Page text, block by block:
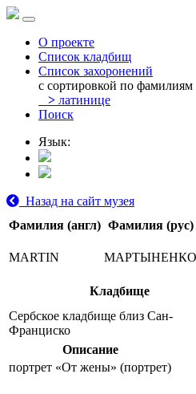
О проекте
Список кладбищ
Список захоронений
с сортировкой по фамилиям
> латинице
Поиск
Язык:
Назад на сайт музея
Фамилия (англ) Фамилия (рус)
MARTIN
МАРТЫНЕНКО
Кладбище
Сербское кладбище близ Сан-
Франциско
Описание
портрет «От жены» (портрет)